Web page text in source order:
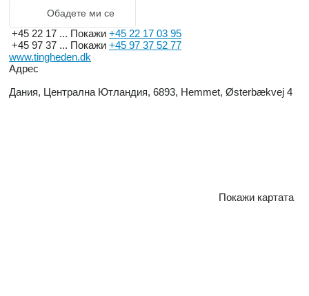
Обадете ми се
+45 22 17 ... Покажи +45 22 17 03 95
+45 97 37 ... Покажи +45 97 37 52 77
www.tingheden.dk
Адрес
Дания, Централна Ютландия, 6893, Hemmet, Østerbækvej 4
Покажи картата